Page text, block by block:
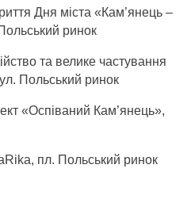
Дня міста «Кам’янець –
ринок
та велике частування
Польський ринок
«Оспіваний Кам’янець»,
пл. Польський ринок